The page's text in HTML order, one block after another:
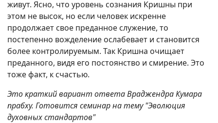
живут. Ясно, что уровень сознания Кришны при
этом не высок, но если человек искренне
продолжает свое преданное служение, то
постепенно вожделение ослабевает и становится
более контролируемым. Так Кришна очищает
преданного, видя его постоянство и смирение. Это
тоже факт, к счастью.
Это краткий вариант ответа Враджендра Кумара
прабху. Готовится семинар на тему "Эволюция
духовных стандартов"